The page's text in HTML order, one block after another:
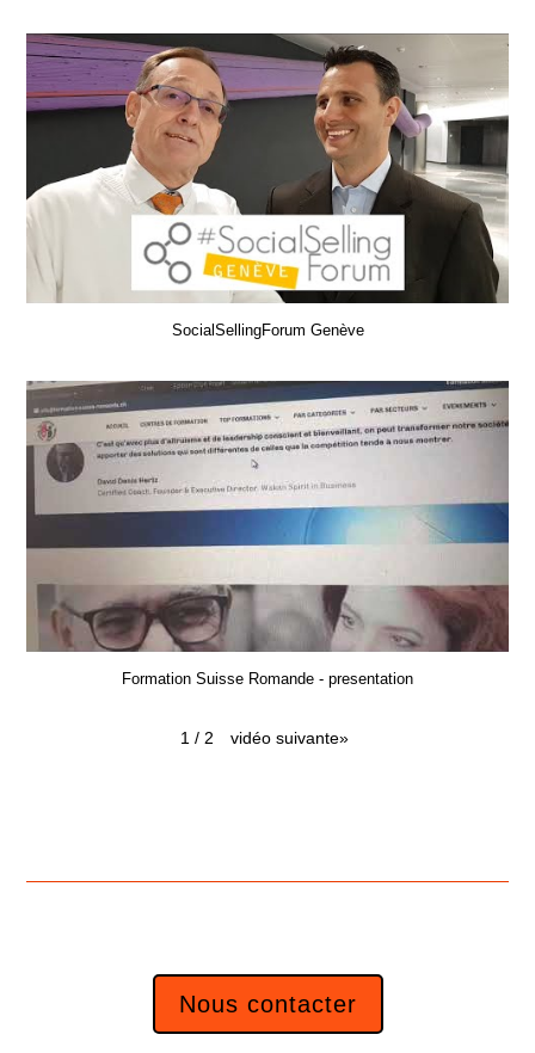
SocialSellingForum Genève
Formation Suisse Romande - presentation
1 / 2 vidéo suivante»
Nous contacter